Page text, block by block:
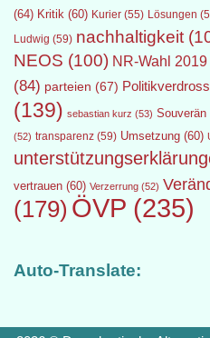
(64) Kritik (60) Kurier (55) Lösungen
Ludwig (59) nachhaltigkeit
NEOS (100) NR-Wahl 2019
(84) parteien (67)
(139) sebastian kurz (53) Souverän
(52) transparenz (59) Umsetzung (60)
vertrauen (60) Verzerrung (52)
(179) ÖVP (235)
Auto-Translate: